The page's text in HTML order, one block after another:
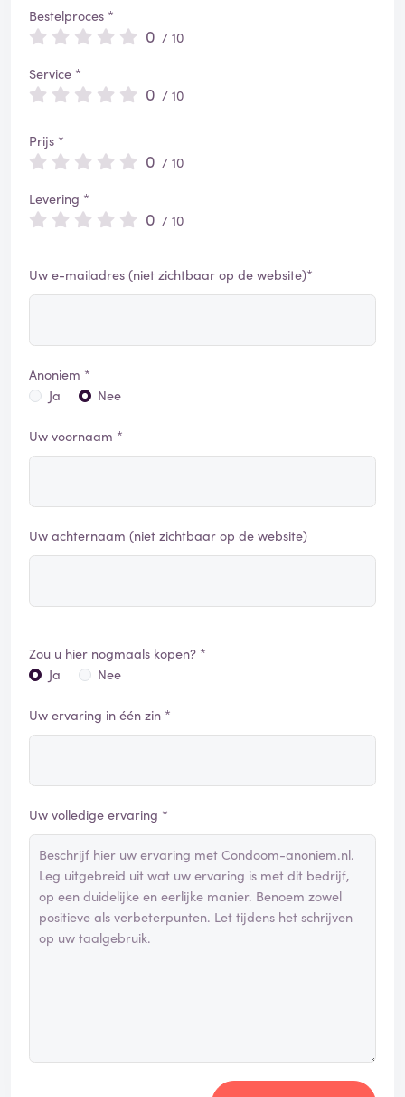
Bestelproces *
0 / 10
Service *
0 / 10
Prijs *
0 / 10
Levering *
0 / 10
Uw e-mailadres (niet zichtbaar op de website)*
Anoniem *
Ja
Nee
Uw voornaam *
Uw achternaam (niet zichtbaar op de website)
Zou u hier nogmaals kopen? *
Ja
Nee
Uw ervaring in één zin *
Uw volledige ervaring *